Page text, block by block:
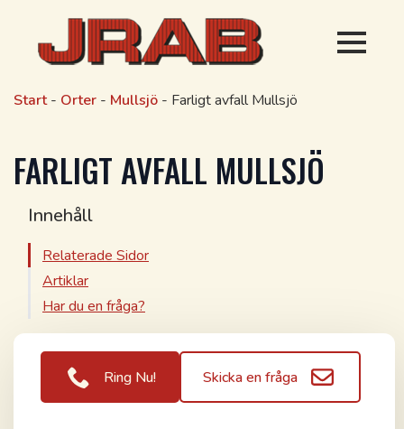
Start- Orter - Mullsjö - Farligt avfall Mullsjö
FARLIGT AVFALL MULLSJÖ
Innehåll
Relaterade Sidor
Artiklar
Har du en fråga?
Ring Nu! Skicka en fråga